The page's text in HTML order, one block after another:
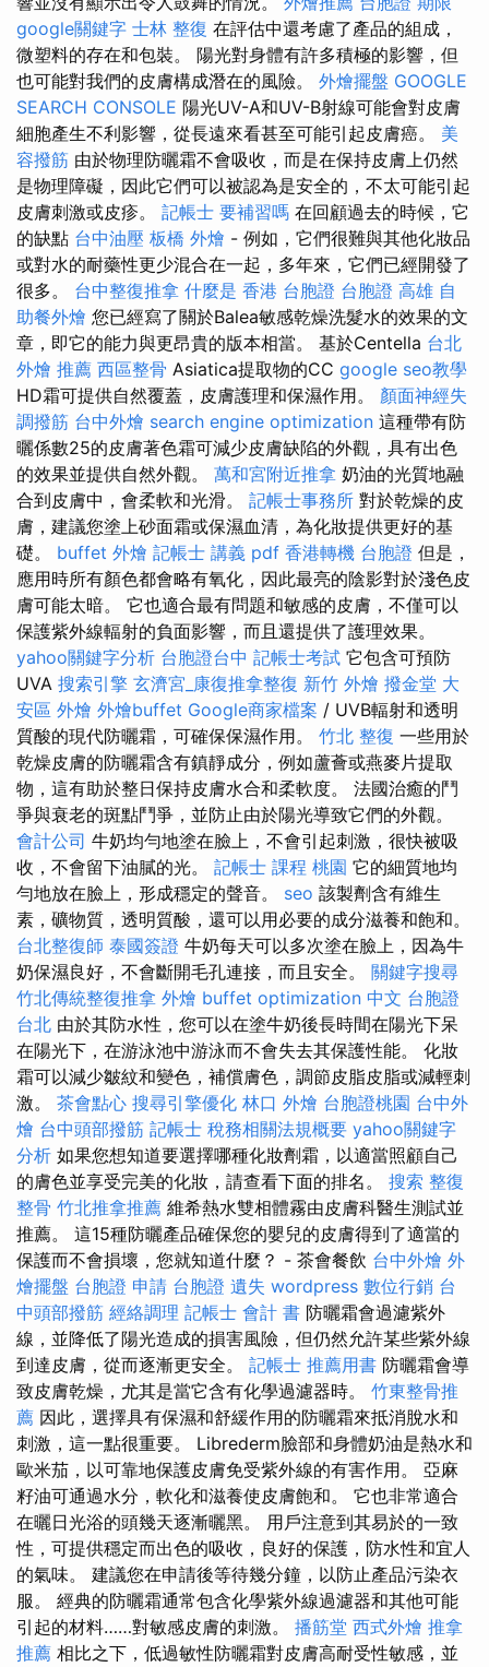
google關鍵字 士林 整復 在評估中還考慮了產品的組成，
微塑料的存在和包裝。 陽光對身體有許多積極的影響，但
也可能對我們的皮膚構成潛在的風險。 外燴擺盤 GOOGLE
SEARCH CONSOLE 陽光UV-A和UV-B射線可能會對皮膚
細胞產生不利影響，從長遠來看甚至可能引起皮膚癌。 美
容撥筋 由於物理防曬霜不會吸收，而是在保持皮膚上仍然
是物理障礙，因此它們可以被認為是安全的，不太可能引起
皮膚刺激或皮疹。 記帳士 要補習嗎 在回顧過去的時候，它
的缺點 台中油壓 板橋 外燴 - 例如，它們很難與其他化妝品
或對水的耐藥性更少混合在一起，多年來，它們已經開發了
很多。 台中整復推拿 什麼是 香港 台胞證 台胞證 高雄 自
助餐外燴 您已經寫了關於Balea敏感乾燥洗髮水的效果的文
章，即它的能力與更昂貴的版本相當。 基於Centella 台北
外燴 推薦 西區整骨 Asiatica提取物的CC google seo教學
HD霜可提供自然覆蓋，皮膚護理和保濕作用。 顏面神經失
調撥筋 台中外燴 search engine optimization 這種帶有防
曬係數25的皮膚著色霜可減少皮膚缺陷的外觀，具有出色
的效果並提供自然外觀。 萬和宮附近推拿 奶油的光質地融
合到皮膚中，會柔軟和光滑。 記帳士事務所 對於乾燥的皮
膚，建議您塗上砂面霜或保濕血清，為化妝提供更好的基
礎。 buffet 外燴 記帳士 講義 pdf 香港轉機 台胞證 但是，
應用時所有顏色都會略有氧化，因此最亮的陰影對於淺色皮
膚可能太暗。 它也適合最有問題和敏感的皮膚，不僅可以
保護紫外線輻射的負面影響，而且還提供了護理效果。
yahoo關鍵字分析 台胞證台中 記帳士考試 它包含可預防
UVA 搜索引擎 玄濟宮_康復推拿整復 新竹 外燴 撥金堂 大
安區 外燴 外燴buffet Google商家檔案 / UVB輻射和透明
質酸的現代防曬霜，可確保保濕作用。 竹北 整復 一些用於
乾燥皮膚的防曬霜含有鎮靜成分，例如蘆薈或燕麥片提取
物，這有助於整日保持皮膚水合和柔軟度。 法國治癒的鬥
爭與衰老的斑點鬥爭，並防止由於陽光導致它們的外觀。
會計公司 牛奶均勻地塗在臉上，不會引起刺激，很快被吸
收，不會留下油膩的光。 記帳士 課程 桃園 它的細質地均
勻地放在臉上，形成穩定的聲音。 seo 該製劑含有維生
素，礦物質，透明質酸，還可以用必要的成分滋養和飽和。
台北整復師 泰國簽證 牛奶每天可以多次塗在臉上，因為牛
奶保濕良好，不會斷開毛孔連接，而且安全。 關鍵字搜尋
竹北傳統整復推拿 外燴 buffet optimization 中文 台胞證
台北 由於其防水性，您可以在塗牛奶後長時間在陽光下呆
在陽光下，在游泳池中游泳而不會失去其保護性能。 化妝
霜可以減少皺紋和變色，補償膚色，調節皮脂皮脂或減輕刺
激。 茶會點心 搜尋引擎優化 林口 外燴 台胞證桃園 台中外
燴 台中頭部撥筋 記帳士 稅務相關法規概要 yahoo關鍵字
分析 如果您想知道要選擇哪種化妝劑霜，以適當照顧自己
的膚色並享受完美的化妝，請查看下面的排名。 搜索 整復
整骨 竹北推拿推薦 維希熱水雙相體霧由皮膚科醫生測試並
推薦。 這15種防曬產品確保您的嬰兒的皮膚得到了適當的
保護而不會損壞，您就知道什麼？ - 茶會餐飲 台中外燴 外
燴擺盤 台胞證 申請 台胞證 遺失 wordpress 數位行銷 台
中頭部撥筋 經絡調理 記帳士 會計 書 防曬霜會過濾紫外
線，並降低了陽光造成的損害風險，但仍然允許某些紫外線
到達皮膚，從而逐漸更安全。 記帳士 推薦用書 防曬霜會導
致皮膚乾燥，尤其是當它含有化學過濾器時。 竹東整骨推
薦 因此，選擇具有保濕和舒緩作用的防曬霜來抵消脫水和
刺激，這一點很重要。 Librederm臉部和身體奶油是熱水和
歐米茄，以可靠地保護皮膚免受紫外線的有害作用。 亞麻
籽油可通過水分，軟化和滋養使皮膚飽和。 它也非常適合
在曬日光浴的頭幾天逐漸曬黑。 用戶注意到其易於的一致
性，可提供穩定而出色的吸收，良好的保護，防水性和宜人
的氣味。 建議您在申請後等待幾分鐘，以防止產品污染衣
服。 經典的防曬霜通常包含化學紫外線過濾器和其他可能
引起的材料……對敏感皮膚的刺激。 播筋堂 西式外燴 推拿
推薦 相比之下，低過敏性防曬霜對皮膚高耐受性敏感，並